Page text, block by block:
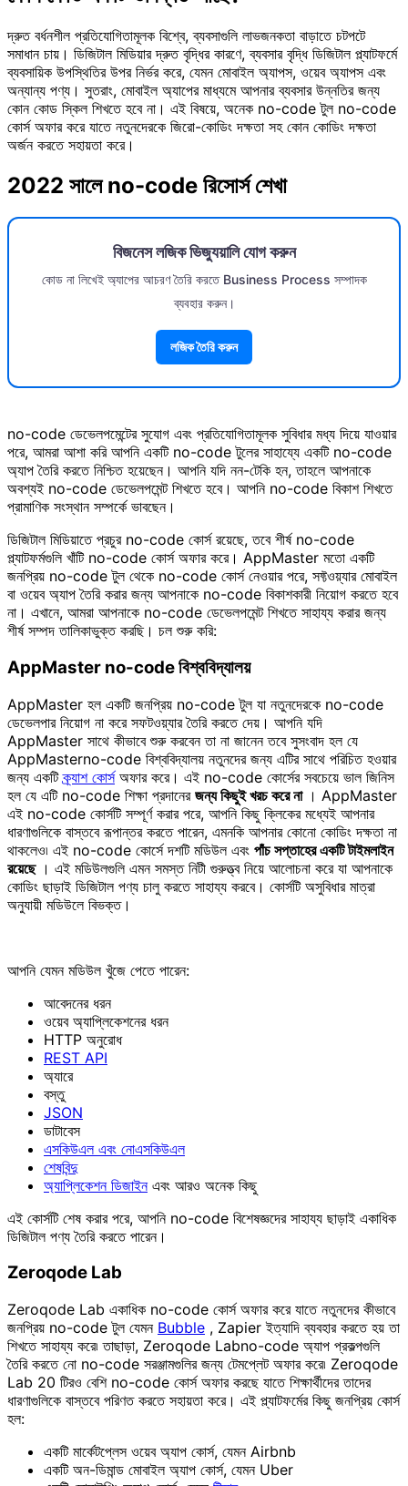
দ্রুত বর্ধনশীল প্রতিযোগিতামূলক বিশ্বে, ব্যবসাগুলি লাভজনকতা বাড়াতে চটপটে
সমাধান চায়। ডিজিটাল মিডিয়ার দ্রুত বৃদ্ধির কারণে, ব্যবসার বৃদ্ধি ডিজিটাল প্ল্যাটফর্মে
ব্যবসায়িক উপস্থিতির উপর নির্ভর করে, যেমন মোবাইল অ্যাপস, ওয়েব অ্যাপস এবং
অন্যান্য পণ্য। সুতরাং, মোবাইল অ্যাপের মাধ্যমে আপনার ব্যবসার উন্নতির জন্য
কোন কোড স্কিল শিখতে হবে না। এই বিষয়ে, অনেক no-code টুল no-code
কোর্স অফার করে যাতে নতুনদেরকে জিরো-কোডিং দক্ষতা সহ কোন কোডিং দক্ষতা
অর্জন করতে সহায়তা করে।
2022 সালে no-code রিসোর্স শেখা
বিজনেস লজিক ভিজ্যুয়ালি যোগ করুন
কোড না লিখেই অ্যাপের আচরণ তৈরি করতে Business Process সম্পাদক
ব্যবহার করুন।
লজিক তৈরি করুন
no-code ডেভেলপমেন্টের সুযোগ এবং প্রতিযোগিতামূলক সুবিধার মধ্য দিয়ে যাওয়ার
পরে, আমরা আশা করি আপনি একটি no-code টুলের সাহায্যে একটি no-code
অ্যাপ তৈরি করতে নিশ্চিত হয়েছেন। আপনি যদি নন-টেকি হন, তাহলে আপনাকে
অবশ্যই no-code ডেভেলপমেন্ট শিখতে হবে। আপনি no-code বিকাশ শিখতে
প্রামাণিক সংস্থান সম্পর্কে ভাবছেন।
ডিজিটাল মিডিয়াতে প্রচুর no-code কোর্স রয়েছে, তবে শীর্ষ no-code
প্ল্যাটফর্মগুলি খাঁটি no-code কোর্স অফার করে। AppMaster মতো একটি
জনপ্রিয় no-code টুল থেকে no-code কোর্স নেওয়ার পরে, সফ্টওয়্যার মোবাইল
বা ওয়েব অ্যাপ তৈরি করার জন্য আপনাকে no-code বিকাশকারী নিয়োগ করতে হবে
না। এখানে, আমরা আপনাকে no-code ডেভেলপমেন্ট শিখতে সাহায্য করার জন্য
শীর্ষ সম্পদ তালিকাভুক্ত করছি। চল শুরু করি:
AppMaster no-code বিশ্ববিদ্যালয়
AppMaster হল একটি জনপ্রিয় no-code টুল যা নতুনদেরকে no-code
ডেভেলপার নিয়োগ না করে সফটওয়্যার তৈরি করতে দেয়। আপনি যদি
AppMaster সাথে কীভাবে শুরু করবেন তা না জানেন তবে সুসংবাদ হল যে
AppMasterno-code বিশ্ববিদ্যালয় নতুনদের জন্য এটির সাথে পরিচিত হওয়ার
জন্য একটিক্র্যাশ কোর্সঅফার করে। এই no-code কোর্সের সবচেয়ে ভাল জিনিস
হল যে এটি no-code শিক্ষা প্রদানের জন্য কিছুই খরচ করে না। AppMaster
এই no-code কোর্সটি সম্পূর্ণ করার পরে, আপনি কিছু ক্লিকের মধ্যেই আপনার
ধারণাগুলিকে বাস্তবে রূপান্তর করতে পারেন, এমনকি আপনার কোনো কোডিং দক্ষতা না
থাকলেও৷ এই no-code কোর্সে দশটি মডিউল এবং পাঁচ সপ্তাহের একটি টাইমলাইন
রয়েছে। এই মডিউলগুলি এমন সমস্ত নিটী গুরুত্ত্ব নিয়ে আলোচনা করে যা আপনাকে
কোডিং ছাড়াই ডিজিটাল পণ্য চালু করতে সাহায্য করবে। কোর্সটি অসুবিধার মাত্রা
অনুযায়ী মডিউলে বিভক্ত।
আপনি যেমন মডিউল খুঁজে পেতে পারেন:
আবেদনের ধরন
ওয়েব অ্যাপ্লিকেশনের ধরন
HTTP অনুরোধ
REST API
অ্যারে
বস্তু
JSON
ডাটাবেস
এসকিউএল এবং নোএসকিউএল
শেষবিন্দু
অ্যাপ্লিকেশন ডিজাইনএবং আরও অনেক কিছু
এই কোর্সটি শেষ করার পরে, আপনি no-code বিশেষজ্ঞদের সাহায্য ছাড়াই একাধিক
ডিজিটাল পণ্য তৈরি করতে পারেন।
Zeroqode Lab
Zeroqode Lab একাধিক no-code কোর্স অফার করে যাতে নতুনদের কীভাবে
জনপ্রিয় no-code টুল যেমন Bubble , Zapier ইত্যাদি ব্যবহার করতে হয় তা
শিখতে সাহায্য করে৷ তাছাড়া, Zeroqode Labno-code অ্যাপ প্রকল্পগুলি
তৈরি করতে নো no-code সরঞ্জামগুলির জন্য টেমপ্লেট অফার করে৷ Zeroqode
Lab 20 টিরও বেশি no-code কোর্স অফার করছে যাতে শিক্ষার্থীদের তাদের
ধারণাগুলিকে বাস্তবে পরিণত করতে সহায়তা করে। এই প্ল্যাটফর্মের কিছু জনপ্রিয় কোর্স
হল:
একটি মার্কেটপ্লেস ওয়েব অ্যাপ কোর্স, যেমন Airbnb
একটি অন-ডিমান্ড মোবাইল অ্যাপ কোর্স, যেমন Uber